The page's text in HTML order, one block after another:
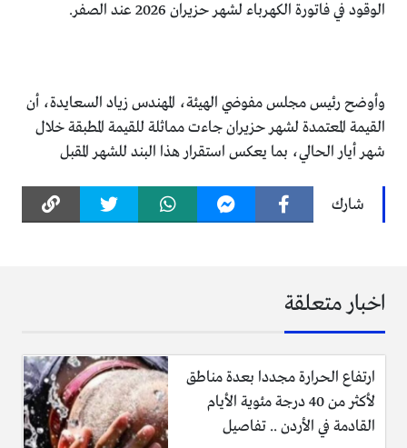
الوقود في فاتورة الكهرباء لشهر حزيران 2026 عند الصفر.
وأوضح رئيس مجلس مفوضي الهيئة، المهندس زياد السعايدة، أن
القيمة المعتمدة لشهر حزيران جاءت مماثلة للقيمة المطبقة خلال
شهر أيار الحالي، بما يعكس استقرار هذا البند للشهر المقبل
شارك
اخبار متعلقة
ارتفاع الحرارة مجددا بعدة مناطق
لأكثر من 40 درجة مئوية الأيام
القادمة في الأردن .. تفاصيل